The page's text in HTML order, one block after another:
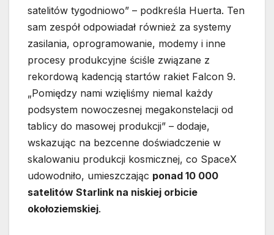
satelitów tygodniowo” – podkreśla Huerta. Ten
sam zespół odpowiadał również za systemy
zasilania, oprogramowanie, modemy i inne
procesy produkcyjne ściśle związane z
rekordową kadencją startów rakiet Falcon 9.
„Pomiędzy nami wzięliśmy niemal każdy
podsystem nowoczesnej megakonstelacji od
tablicy do masowej produkcji” – dodaje,
wskazując na bezcenne doświadczenie w
skalowaniu produkcji kosmicznej, co SpaceX
udowodniło, umieszczając ponad 10 000
satelitów Starlink na niskiej orbicie
okołoziemskiej.